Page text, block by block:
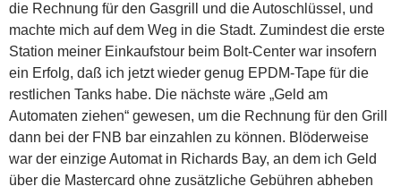
die Rechnung für den Gasgrill und die Autoschlüssel, und
machte mich auf dem Weg in die Stadt. Zumindest die erste
Station meiner Einkaufstour beim Bolt-Center war insofern
ein Erfolg, daß ich jetzt wieder genug EPDM-Tape für die
restlichen Tanks habe. Die nächste wäre „Geld am
Automaten ziehen“ gewesen, um die Rechnung für den Grill
dann bei der FNB bar einzahlen zu können. Blöderweise
war der einzige Automat in Richards Bay, an dem ich Geld
über die Mastercard ohne zusätzliche Gebühren abheben